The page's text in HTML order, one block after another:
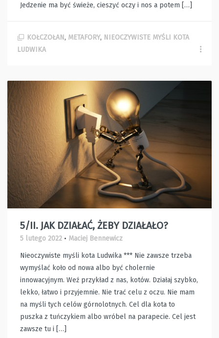
Jedzenie ma być świeże, cieszyć oczy i nos a potem […]
KOŁCZOŁAN, METAFORY, NIEOCZYWISTE MYŚLI KOTA
LUDWIKA
5/II. JAK DZIAŁAĆ, ŻEBY DZIAŁAŁO?
5 lutego 2022 • Maciej Bennewicz
Nieoczywiste myśli kota Ludwika *** Nie zawsze trzeba
wymyślać koło od nowa albo być cholernie
innowacyjnym. Weź przykład z nas, kotów. Działaj szybko,
lekko, łatwo i przyjemnie. Nie trać celu z oczu. Nie mam
na myśli tych celów górnolotnych. Cel dla kota to
puszka z tuńczykiem albo wróbel na parapecie. Cel jest
zawsze tu i […]